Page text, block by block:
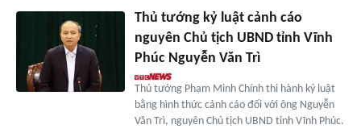
Thủ tướng kỷ luật cảnh cáo
nguyên Chủ tịch UBND tỉnh Vĩnh
Phúc Nguyễn Văn Trì
Thủ tướng Phạm Minh Chính thi hành kỷ luật
bằng hình thức cảnh cáo đối với ông Nguyễn
Văn Trì, nguyên Chủ tịch UBND tỉnh Vĩnh Phúc.